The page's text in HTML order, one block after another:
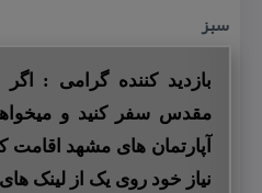
سبز
بازدید کننده گرامی :
مقدس سفر کنید و
آپارتمان های مشهد اقامت
نیاز خود روی یک از لینک